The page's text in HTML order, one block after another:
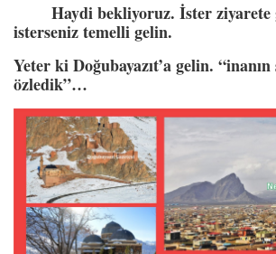
Haydi bekliyoruz. İster ziyarete
isterseniz temelli gelin.
Yeter ki Doğubayazıt’a gelin.
özledik”…